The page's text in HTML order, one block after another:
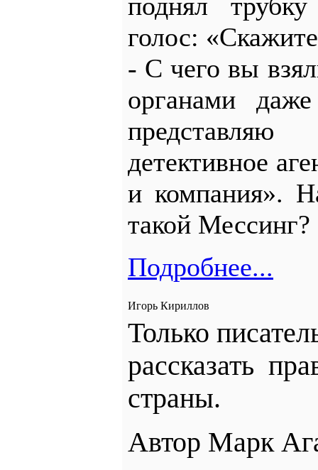
голос:
- С чего вы
органами
детективное
и компания».
такой Мессинг?
Подробнее...
Игорь Кириллов
Только
рассказать
страны.
Автор Марк